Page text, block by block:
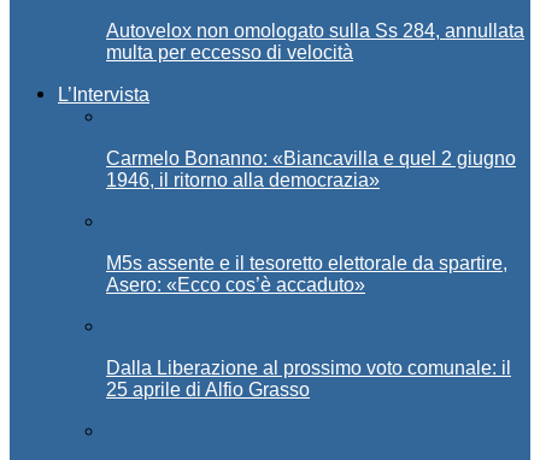
Autovelox non omologato sulla Ss 284, annullata
multa per eccesso di velocità
L’Intervista
Carmelo Bonanno: «Biancavilla e quel 2 giugno
1946, il ritorno alla democrazia»
M5s assente e il tesoretto elettorale da spartire,
Asero: «Ecco cos’è accaduto»
Dalla Liberazione al prossimo voto comunale: il
25 aprile di Alfio Grasso